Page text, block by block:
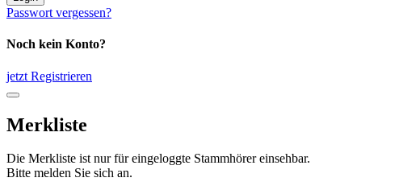
Passwort vergessen?
Noch kein Konto?
jetzt Registrieren
Merkliste
Die Merkliste ist nur für eingeloggte Stammhörer einsehbar.
Bitte melden Sie sich an.